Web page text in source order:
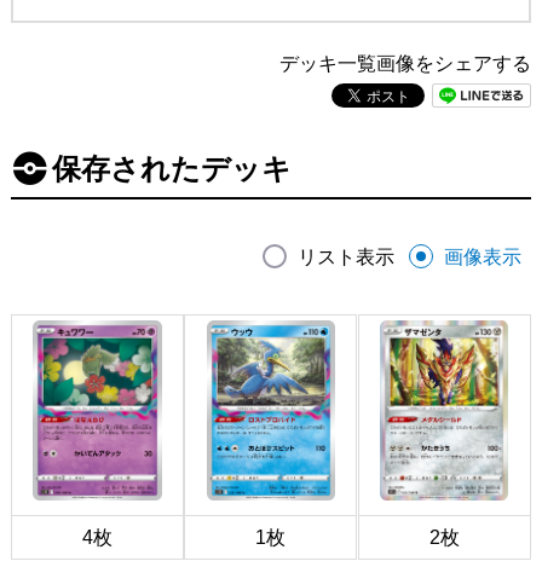
デッキ一覧画像をシェアする
保存されたデッキ
リスト表示 画像表示
4枚 1枚 2枚